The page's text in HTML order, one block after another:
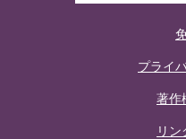
プライ
著作
リン